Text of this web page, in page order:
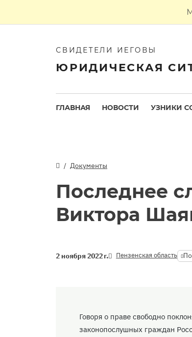
СВИДЕТЕЛИ ИЕГОВЫ
ЮРИДИЧЕСКАЯ
ГЛАВНАЯ НОВОСТИ УЗНИКИ
Документы
Последнее
Виктора
2 ноября 2022 г. Пензенская область
Говоря о праве свободно
законопослушных граждан